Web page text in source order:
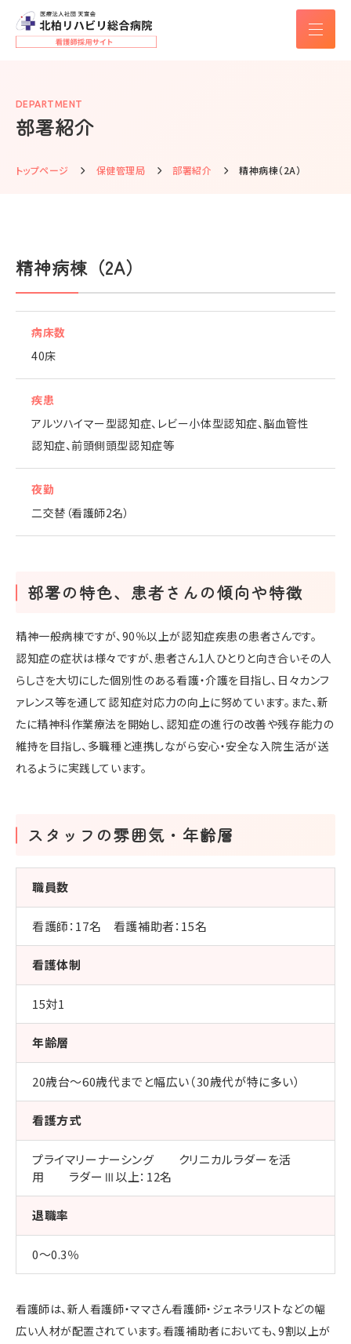
DEPARTMENT
部署紹介
トップページ 保健管理局 部署紹介 精神病棟（2A）
精神病棟（2A）
病床数
40床
疾患
アルツハイマー型認知症、レビー小体型認知症、脳血管性
認知症、前頭側頭型認知症等
夜勤
二交替（看護師2名）
部署の特色、患者さんの傾向や特徴
精神一般病棟ですが、90％以上が認知症疾患の患者さんです。
認知症の症状は様々ですが、患者さん1人ひとりと向き合いその人
らしさを大切にした個別性のある看護・介護を目指し、日々カンフ
ァレンス等を通して認知症対応力の向上に努めています。また、新
たに精神科作業療法を開始し、認知症の進行の改善や残存能力の
維持を目指し、多職種と連携しながら安心・安全な入院生活が送
れるように実践しています。
スタッフの雰囲気・年齢層
職員数
看護師：17名 看護補助者：15名
看護体制
15対1
年齢層
20歳台～60歳代までと幅広い（30歳代が特に多い）
看護方式
プライマリーナーシング クリニカルラダーを活
用 ラダーⅢ以上：12名
退職率
0～0.3％
看護師は、新人看護師・ママさん看護師・ジェネラリストなどの幅
広い人材が配置されています。看護補助者においても、9割以上が